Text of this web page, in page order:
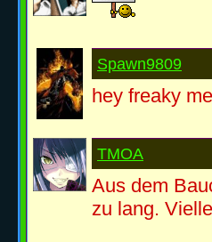
Spawn9809
hey freaky
TMOA
Aus dem
zu lang.